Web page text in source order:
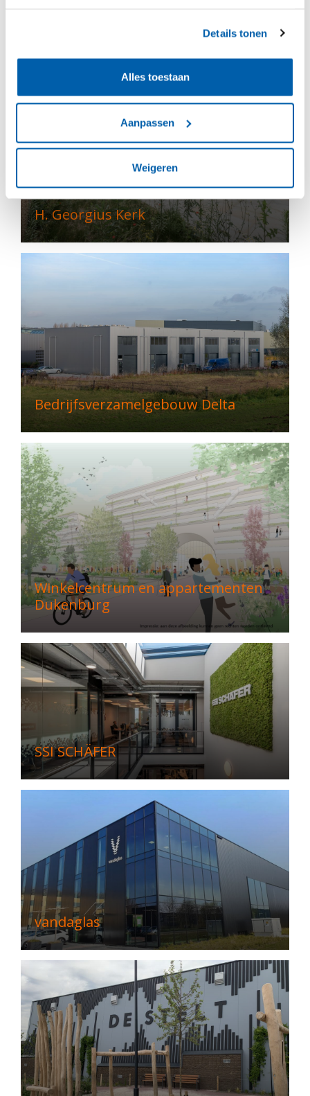
Details tonen
Alles toestaan
Aanpassen
Weigeren
H. Georgius Kerk
Bedrijfsverzamelgebouw Delta
Winkelcentrum en appartementen
Dukenburg
SSI SCHÄFER
vandaglas